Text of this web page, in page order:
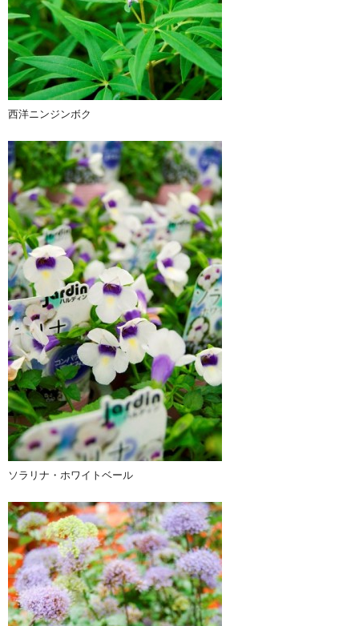
西洋ニンジンボク
ソラリナ・ホワイトベール